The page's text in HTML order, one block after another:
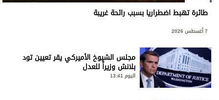
طائرة تهبط اضطراريا بسبب رائحة غريبة
مجلس الشيوخ الأميركي يقر تعيين تود
بلانش وزيراً للعدل
اليوم 13:41